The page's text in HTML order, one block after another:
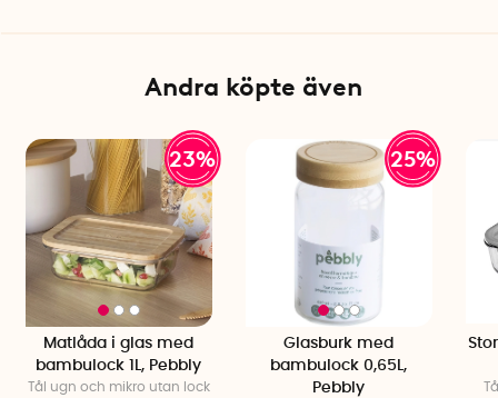
Andra köpte även
23%
Matlåda i glas med
bambulock 1L, Pebbly
Tål ugn och mikro utan lock
25%
Glasburk med
bambulock 0,65L,
Pebbly